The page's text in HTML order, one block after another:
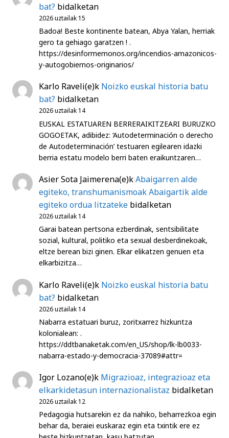
bat? bidalketan
2026 uztailak 15
Badoa! Beste kontinente batean, Abya Yalan, herriak
gero ta gehiago garatzen ! .
https://desinformemonos.org/incendios-amazonicos-
y-autogobiernos-originarios/
Karlo Raveli(e)k Noizko euskal historia batu
bat? bidalketan
2026 uztailak 14
EUSKAL ESTATUAREN BERRERAIKITZEARI BURUZKO
GOGOETAK, adibidez: ‘Autodeterminación o derecho
de Autodeterminación’ testuaren egilearen idazki
berria estatu modelo berri baten eraikuntzaren…
Asier Sota Jaimerena(e)kAbaigarren alde
egiteko, transhumanismoak Abaigartik alde
egiteko ordua litzateke bidalketan
2026 uztailak 14
Garai batean pertsona ezberdinak, sentsibilitate
sozial, kultural, politiko eta sexual desberdinekoak,
eltze berean bizi ginen. Elkar elikatzen genuen eta
elkarbizitza…
Karlo Raveli(e)k Noizko euskal historia batu
bat? bidalketan
2026 uztailak 14
Nabarra estatuari buruz, zoritxarrez hizkuntza
kolonialean: .
https://ddtbanaketak.com/en_US/shop/lk-lb0033-
nabarra-estado-y-democracia-37089#attr=
Igor Lozano(e)k Migrazioaz, integrazioaz eta
elkarkidetasun internazionalistaz bidalketan
2026 uztailak 12
Pedagogia hutsarekin ez da nahiko, beharrezkoa egin
behar da, beraiei euskaraz egin eta txintik ere ez